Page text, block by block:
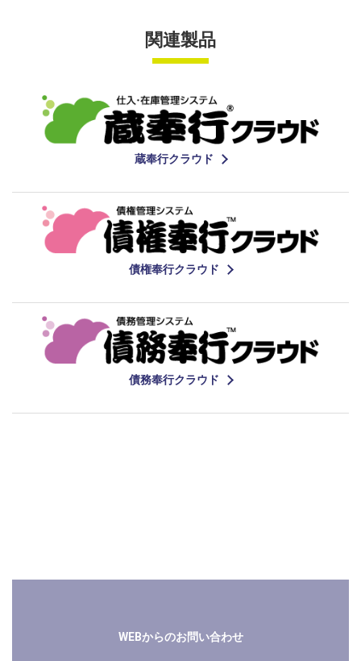
関連製品
蔵奉行クラウド
債権奉行クラウド
債務奉行クラウド
WEBからのお問い合わせ